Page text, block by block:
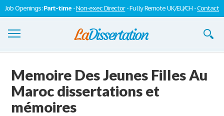
Job Openings:Part-time -Non-exec Director- Fully Remote UK/EU/CH -Contact
S'inscrire
Se connecter
Memoire Des Jeunes Filles Au
Maroc dissertations et
mémoires